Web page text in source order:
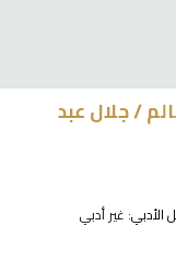
/جلال عبد
الأدبي: غير أدبي